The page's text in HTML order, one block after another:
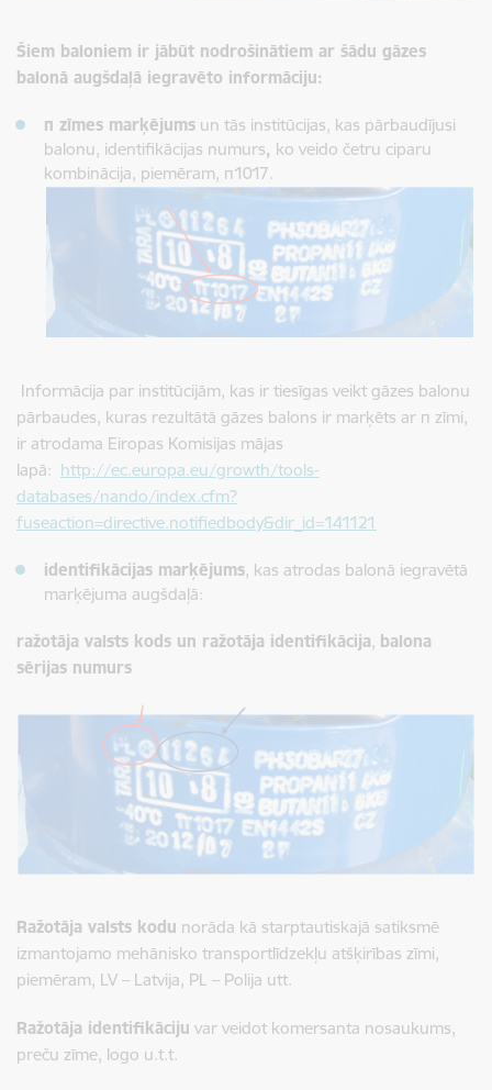
Šiem baloniem ir jābūt nodrošinātiem ar šādu gāzes
balonā augšdaļā iegravēto informāciju:
π zīmes marķējums un tās institūcijas, kas pārbaudījusi
balonu, identifikācijas numurs, ko veido četru ciparu
kombinācija, piemēram, π1017.
Informācija par institūcijām, kas ir tiesīgas veikt gāzes balonu
pārbaudes, kuras rezultātā gāzes balons ir marķēts ar π zīmi,
ir atrodama Eiropas Komisijas mājas
lapā: http://ec.europa.eu/growth/tools-
databases/nando/index.cfm?
fuseaction=directive.notifiedbody&dir_id=141121
identifikācijas marķējums, kas atrodas balonā iegravētā
marķējuma augšdaļā:
ražotāja valsts kods un ražotāja identifikācija, balona
sērijas numurs
Ražotāja valsts kodu norāda kā starptautiskajā satiksmē
izmantojamo mehānisko transportlīdzekļu atšķirības zīmi,
piemēram, LV – Latvija, PL – Polija utt.
Ražotāja identifikāciju var veidot komersanta nosaukums,
preču zīme, logo u.t.t.